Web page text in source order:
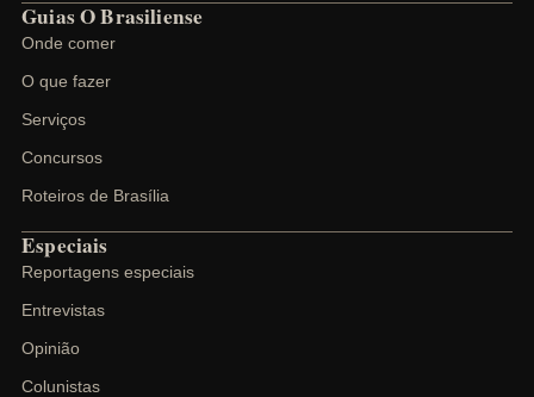
Guias O Brasiliense
Onde comer
O que fazer
Serviços
Concursos
Roteiros de Brasília
Especiais
Reportagens especiais
Entrevistas
Opinião
Colunistas